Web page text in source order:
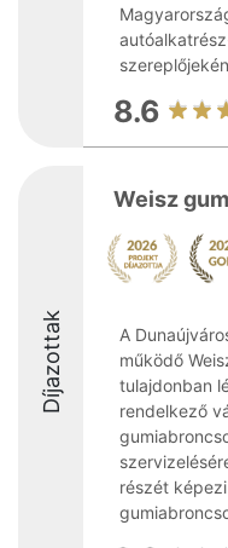
8.6
Díjazottak
Weisz
A
működő
tulajdonban
rendelkező
részét